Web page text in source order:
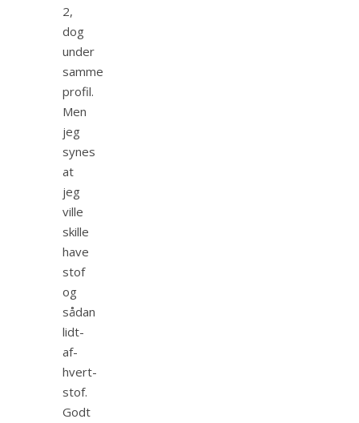
2,
dog
under
samme
profil.
Men
jeg
synes
at
jeg
ville
skille
have
stof
og
sådan
lidt-
af-
hvert-
stof.
Godt